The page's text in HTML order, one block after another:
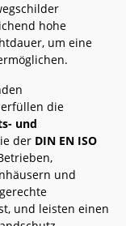
hohe
um eine
die
und
der DIN EN ISO
und
und leisten einen